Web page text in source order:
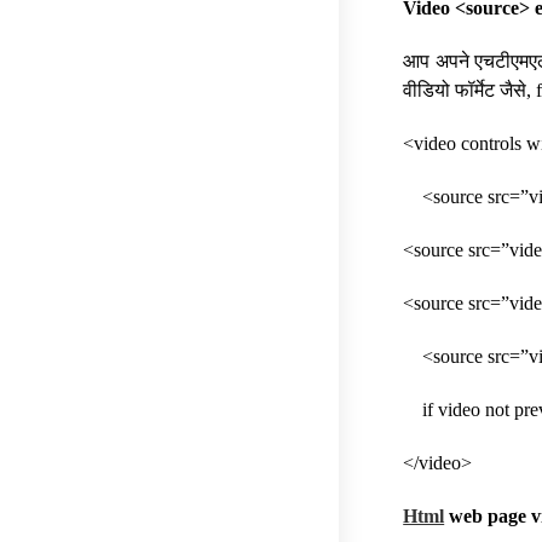
Video <source>
आप अपने
वीडियो फॉर्मेट
<video controls
<source
<source
<source
<source
if video not
</video>
Html web page